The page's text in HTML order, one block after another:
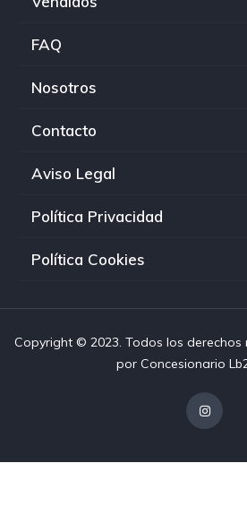
FAQ
Nosotros
Contacto
Aviso Legal
Política Privacidad
Política Cookies
Copyright © 2023. Todos los derechos
por Concesionario